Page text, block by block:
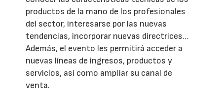
productos de la mano de los profesionales
del sector, interesarse por las nuevas
tendencias, incorporar nuevas directrices…
Además, el evento les permitirá acceder a
nuevas líneas de ingresos, productos y
servicios, así como ampliar su canal de
venta.